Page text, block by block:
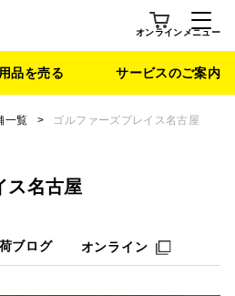
オンライン メニュー
品を売る サービスのご案内
一覧 > ゴルファーズプレイス名古屋
ス名古屋
ブログ オンライン